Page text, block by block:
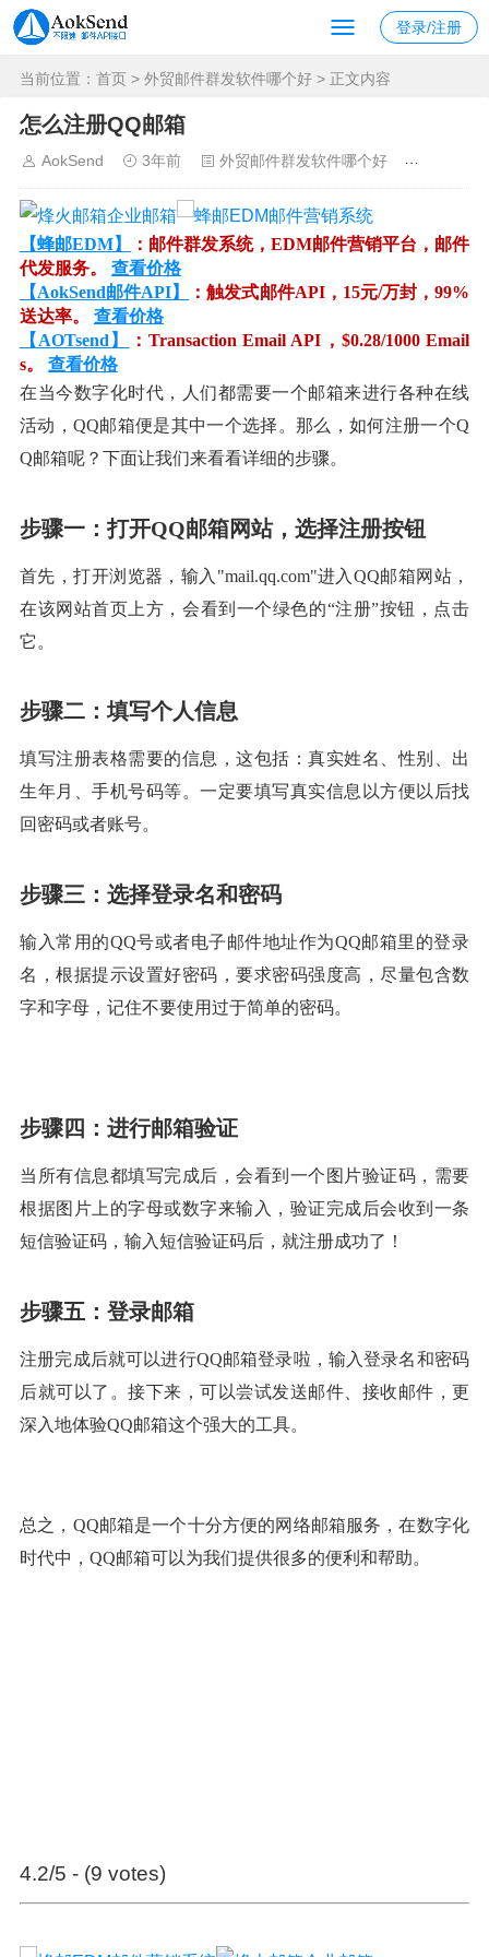
登录/注册
当前位置： 首页 > 外贸邮件群发软件哪个好 > 正文内容
怎么注册QQ邮箱
AokSend 3年前 外贸邮件群发软件哪个好
【蜂邮EDM】
：邮件群发系统，EDM邮件营销平台，邮件
代发服务。 查看价格
【AokSend邮件API】
：触发式邮件API，15元/万封，99%
送达率。 查看价格
【AOTsend】
：Transaction Email API，$0.28/1000 Email
s。 查看价格
在当今数字化时代，人们都需要一个邮箱来进行各种在线
活动，QQ邮箱便是其中一个选择。那么，如何注册一个Q
Q邮箱呢？下面让我们来看看详细的步骤。
步骤一：打开QQ邮箱网站，选择注册按钮
首先，打开浏览器，输入"mail.qq.com"进入QQ邮箱网站，
在该网站首页上方，会看到一个绿色的“注册”按钮，点击
它。
步骤二：填写个人信息
填写注册表格需要的信息，这包括：真实姓名、性别、出
生年月、手机号码等。一定要填写真实信息以方便以后找
回密码或者账号。
步骤三：选择登录名和密码
输入常用的QQ号或者电子邮件地址作为QQ邮箱里的登录
名，根据提示设置好密码，要求密码强度高，尽量包含数
字和字母，记住不要使用过于简单的密码。
步骤四：进行邮箱验证
当所有信息都填写完成后，会看到一个图片验证码，需要
根据图片上的字母或数字来输入，验证完成后会收到一条
短信验证码，输入短信验证码后，就注册成功了！
步骤五：登录邮箱
注册完成后就可以进行QQ邮箱登录啦，输入登录名和密码
后就可以了。接下来，可以尝试发送邮件、接收邮件，更
深入地体验QQ邮箱这个强大的工具。
总之，QQ邮箱是一个十分方便的网络邮箱服务，在数字化
时代中，QQ邮箱可以为我们提供很多的便利和帮助。
4.2/5 - (9 votes)